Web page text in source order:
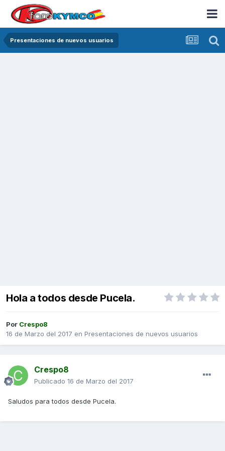
Presentaciones de nuevos usuarios
Hola a todos desde Pucela.
Por Crespo8
16 de Marzo del 2017 en Presentaciones de nuevos usuarios
Crespo8
Publicado 16 de Marzo del 2017
Saludos para todos desde Pucela.